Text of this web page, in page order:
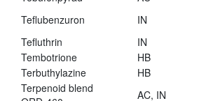
Teflubenzuron
IN
Tefluthrin
IN
Tembotrione
HB
Terbuthylazine
HB
Terpenoid blend
AC, IN